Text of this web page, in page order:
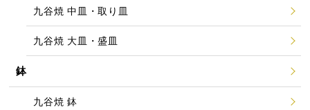
九谷焼 中皿・取り皿
九谷焼 大皿・盛皿
鉢
九谷焼 鉢